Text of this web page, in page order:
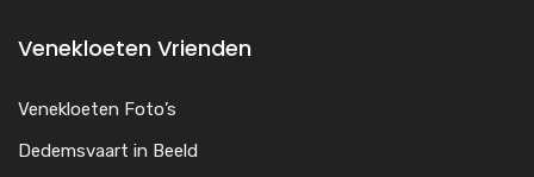
Venekloeten Vrienden
Venekloeten Foto’s
Dedemsvaart in Beeld